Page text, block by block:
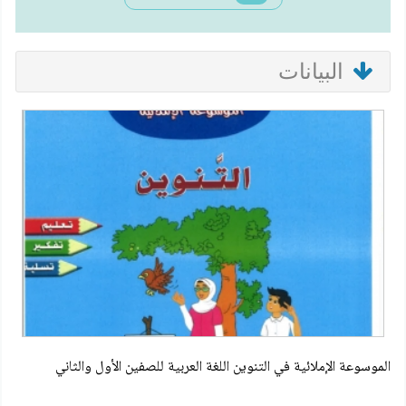
البيانات
الموسوعة الإملائية في التنوين اللغة العربية للصفين الأول والثاني